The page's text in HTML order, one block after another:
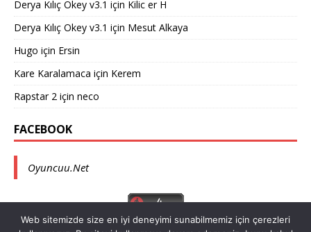
Derya Kılıç Okey v3.1 için Kilic er H
Derya Kılıç Okey v3.1 için Mesut Alkaya
Hugo için Ersin
Kare Karalamaca için Kerem
Rapstar 2 için neco
FACEBOOK
Oyuncuu.Net
Web sitemizde size en iyi deneyimi sunabilmemiz için çerezleri